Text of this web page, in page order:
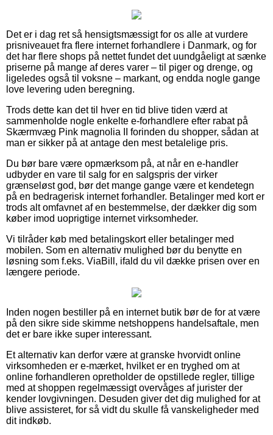
Det er i dag ret så hensigtsmæssigt for os alle at vurdere
prisniveauet fra flere internet forhandlere i Danmark, og for
det har flere shops på nettet fundet det uundgåeligt at sænke
priserne på mange af deres varer – til piger og drenge, og
ligeledes også til voksne – markant, og endda nogle gange
love levering uden beregning.
Trods dette kan det til hver en tid blive tiden værd at
sammenholde nogle enkelte e-forhandlere efter rabat på
Skærmvæg Pink magnolia II forinden du shopper, sådan at
man er sikker på at antage den mest betalelige pris.
Du bør bare være opmærksom på, at når en e-handler
udbyder en vare til salg for en salgspris der virker
grænseløst god, bør det mange gange være et kendetegn
på en bedragerisk internet forhandler. Betalinger med kort er
trods alt omfavnet af en bestemmelse, der dækker dig som
køber imod uoprigtige internet virksomheder.
Vi tilråder køb med betalingskort eller betalinger med
mobilen. Som en alternativ mulighed bør du benytte en
løsning som f.eks. ViaBill, ifald du vil dække prisen over en
længere periode.
Inden nogen bestiller på en internet butik bør de for at være
på den sikre side skimme netshoppens handelsaftale, men
det er bare ikke super interessant.
Et alternativ kan derfor være at granske hvorvidt online
virksomheden er e-mærket, hvilket er en tryghed om at
online forhandleren opretholder de opstillede regler, tillige
med at shoppen regelmæssigt overvåges af jurister der
kender lovgivningen. Desuden giver det dig mulighed for at
blive assisteret, for så vidt du skulle få vanskeligheder med
dit indkøb.